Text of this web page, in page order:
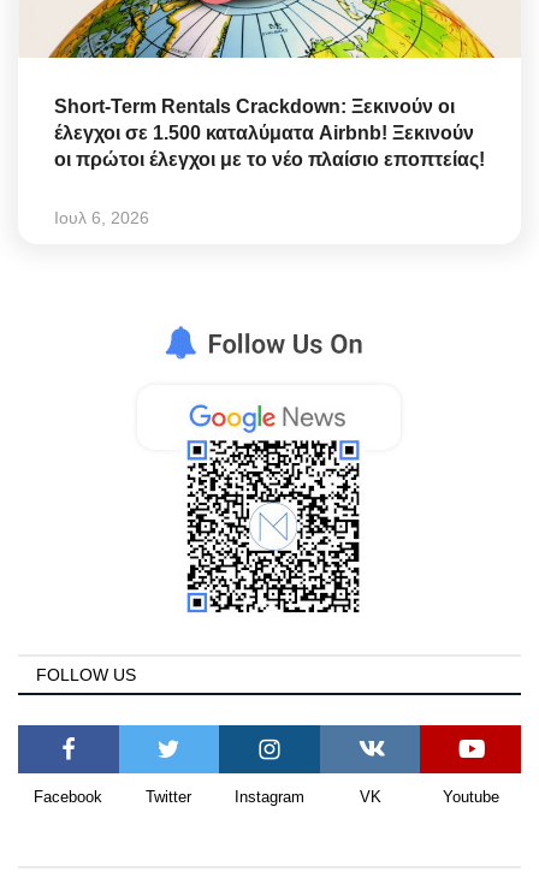
Short-Term Rentals Crackdown: Ξεκινούν οι
έλεγχοι σε 1.500 καταλύματα Airbnb! Ξεκινούν
οι πρώτοι έλεγχοι με το νέο πλαίσιο εποπτείας!
Ιουλ 6, 2026
FOLLOW US
Facebook Twitter Instagram VK Youtube